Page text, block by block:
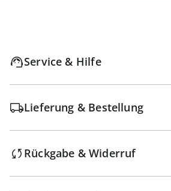
Service & Hilfe
Lieferung & Bestellung
Rückgabe & Widerruf